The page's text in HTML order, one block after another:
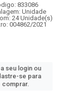
833086
Unidade
24 Unidade(s)
004862/2021
seu login ou
se para
comprar.